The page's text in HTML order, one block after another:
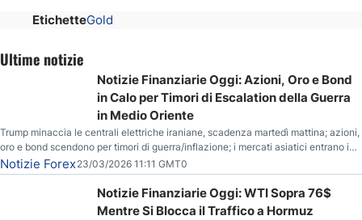
EtichetteGold
Ultime notizie
Notizie Finanziarie Oggi: Azioni, Oro e Bond
in Calo per Timori di Escalation della Guerra
in Medio Oriente
Trump minaccia le centrali elettriche iraniane, scadenza martedì mattina; azioni,
oro e bond scendono per timori di guerra/inflazione; i mercati asiatici entrano in
correzione; il petrolio greggio resta stabile.
Notizie Forex23/03/2026 11:11 GMT0
Notizie Finanziarie Oggi: WTI Sopra 76$
Mentre Si Blocca il Traffico a Hormuz